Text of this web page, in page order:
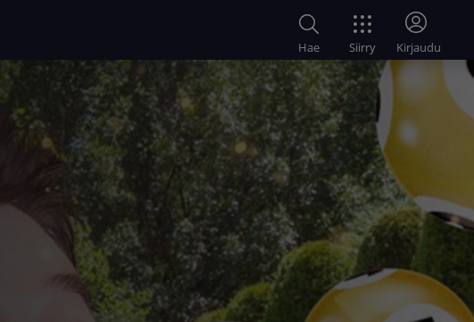
Hae Siirry Kirjaudu